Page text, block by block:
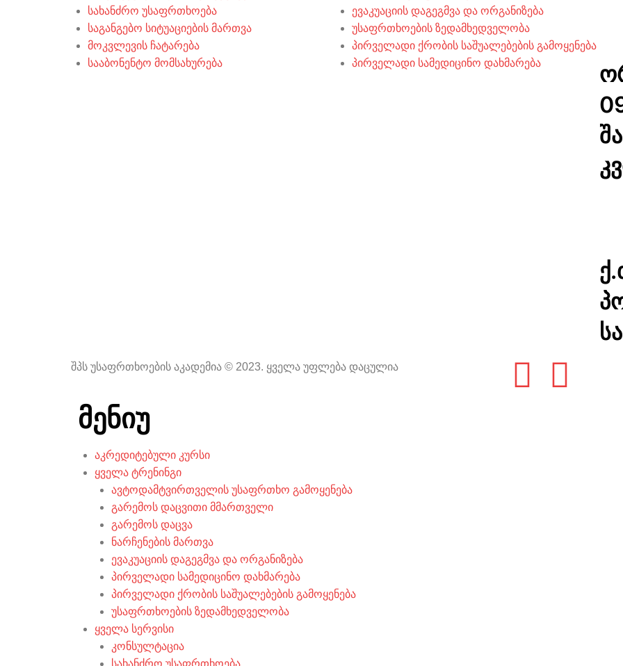
სახანძრო უსაფრთხოება
საგანგებო სიტუაციების მართვა
მოკვლევის ჩატარება
სააბონენტო მომსახურება
ევაკუაციის დაგეგმვა და ორგანიზება
უსაფრთხოების ზედამხედველობა
პირველადი ქრობის საშუალებების გამოყენება
პირველადი სამედიცინო დახმარება
შპს უსაფრთხოების აკადემია © 2023. ყველა უფლება დაცულია
მენიუ
აკრედიტებული კურსი
ყველა ტრენინგი
ავტოდამტვირთველის უსაფრთხო გამოყენება
გარემოს დაცვითი მმართველი
გარემოს დაცვა
ნარჩენების მართვა
ევაკუაციის დაგეგმვა და ორგანიზება
პირველადი სამედიცინო დახმარება
პირველადი ქრობის საშუალებების გამოყენება
უსაფრთხოების ზედამხედველობა
ყველა სერვისი
კონსულტაცია
სახანძრო უსაფრთხოება